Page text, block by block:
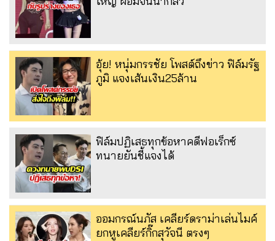
อุ้ย! หนุ่มกรรชัย โพสต์ถึงข่าว ฟิล์มรัฐ
ภูมิ แจงเส้นเงิน25ล้าน
ฟิล์มปฏิเสธทุกข้อหาคดีฟอเร็กซ์
ทนายยันชี้แจงได้
ออมกรณ์นภัส เคลียร์ดราม่าเล่นไมค์
ยกหูเคลียร์กิ๊กสุวัจนี ตรงๆ